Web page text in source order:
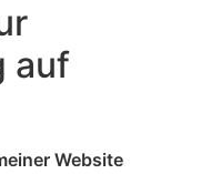
auf
Website